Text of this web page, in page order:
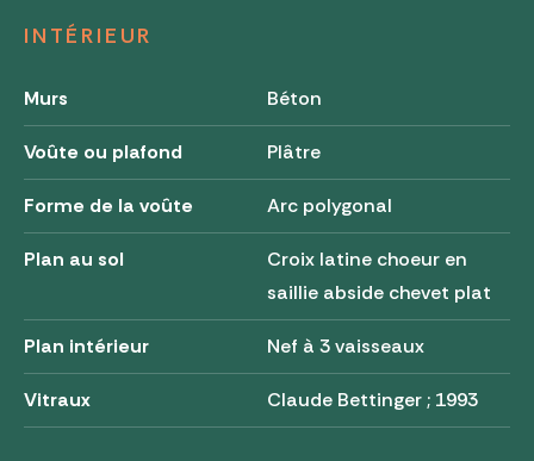
INTÉRIEUR
Murs Béton
Voûte ou plafond Plâtre
Forme de la voûte Arc polygonal
Plan au sol
Croix latine choeur en
saillie abside chevet plat
Plan intérieur Nef à 3 vaisseaux
Vitraux Claude Bettinger ; 1993